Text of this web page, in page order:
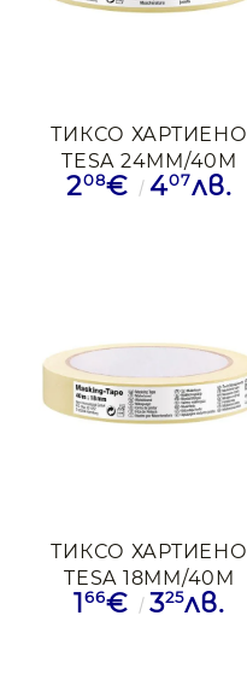
ТИКСО ХАРТИЕНО
TESA 24MM/40M
208€ 407лв.
ТИКСО ХАРТИЕНО
TESA 18MM/40M
166€ 325лв.